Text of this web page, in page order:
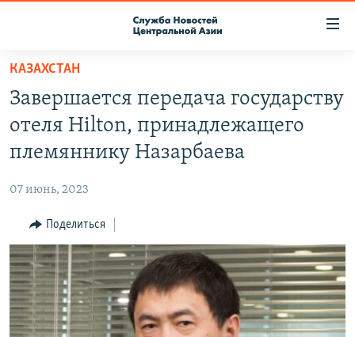
Вернуться
основному
содержанию
главной
Вернутся
поиску
ПОДПИСКА
НАСТОЯЩЕЕ ВРЕМЯ
МИГРАНТ МЕДИА
КАЗАХСТАН
Завершается передача государству
отеля Hilton, принадлежащего
племяннику Назарбаева
07 июнь, 2023
Поделиться